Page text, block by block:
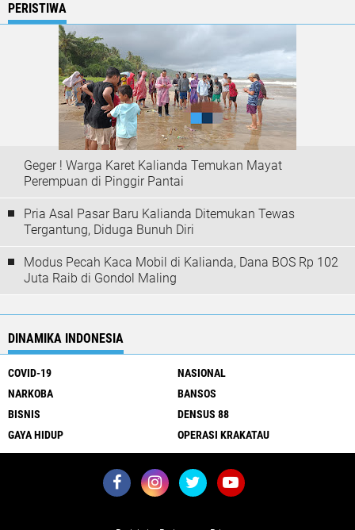
PERISTIWA
Geger ! Warga Karet Kalianda Temukan Mayat
Perempuan di Pinggir Pantai
Pria Asal Pasar Baru Kalianda Ditemukan Tewas
Tergantung, Diduga Bunuh Diri
Modus Pecah Kaca Mobil di Kalianda, Dana BOS Rp 102
Juta Raib di Gondol Maling
DINAMIKA INDONESIA
COVID-19
NASIONAL
NARKOBA
BANSOS
BISNIS
DENSUS 88
GAYA HIDUP
OPERASI KRAKATAU